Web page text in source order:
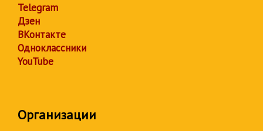
Telegram
Дзен
ВКонтакте
Одноклассники
YouTube
Организации